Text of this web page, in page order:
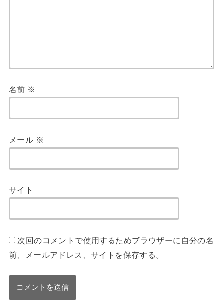
名前 ※
メール ※
サイト
次回のコメントで使用するためブラウザーに自分の名
前、メールアドレス、サイトを保存する。